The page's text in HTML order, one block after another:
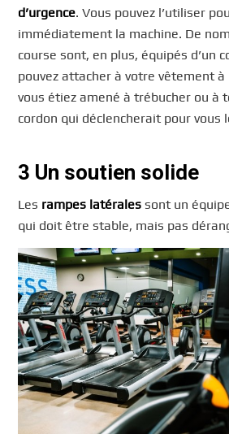
d’urgence. Vous pouvez l’utiliser
immédiatement la machine. De
course sont, en plus, équipés d’un
pouvez attacher à votre vêtement à
vous étiez amené à trébucher ou à
cordon qui déclencherait pour vous
3 Un soutien solide
Les rampes latérales sont un
qui doit être stable, mais pas